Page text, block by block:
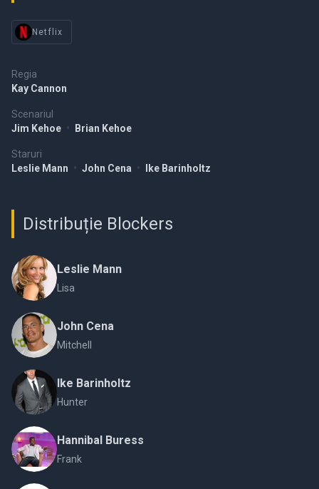
Regia
Kay Cannon
Scenariul
Jim Kehoe • Brian Kehoe
Staruri
Leslie Mann • John Cena • Ike Barinholtz
Netflix
Distribuție Blockers
Leslie Mann
Lisa
John Cena
Mitchell
Ike Barinholtz
Hunter
Hannibal Buress
Frank